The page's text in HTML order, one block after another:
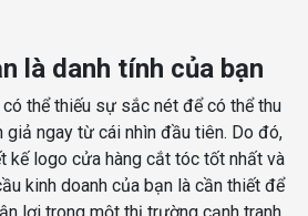
là danh tính của bạn
thể thiếu sự sắc nét để có thể thu
giả ngay từ cái nhìn đầu tiên. Do đó,
kế logo cửa hàng cắt tóc tốt nhất và
kinh doanh của bạn là cần thiết để